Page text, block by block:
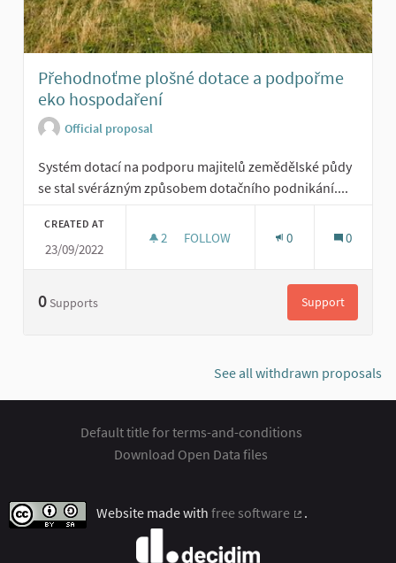
Přehodnoťme plošné dotace a podpořme
eko hospodaření
Official proposal
Systém dotací na podporu majitelů zemědělské půdy
se stal svérázným způsobem dotačního podnikání....
CREATED AT
23/09/2022
2 2 FOLLOWERS
FOLLOW 0 0
0 Supports Support
See all withdrawn proposals
Default title for terms-and-conditions
Download Open Data files
Website made with free software
.